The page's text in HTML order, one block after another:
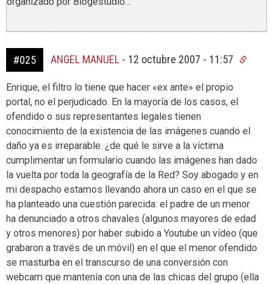
#025 ANGEL MANUEL - 12 octubre 2007 - 11:57
Enrique, el filtro lo tiene que hacer «ex ante» el propio
portal, no el perjudicado. En la mayoría de los casos, el
ofendido o sus representantes legales tienen
conocimiento de la existencia de las imágenes cuando el
daño ya es irreparable. ¿de qué le sirve a la víctima
cumplimentar un formulario cuando las imágenes han dado
la vuelta por toda la geografía de la Red? Soy abogado y en
mi despacho estamos llevando ahora un caso en el que se
ha planteado una cuestión parecida: el padre de un menor
ha denunciado a otros chavales (algunos mayores de edad
y otros menores) por haber subido a Youtube un vídeo (que
grabaron a través de un móvil) en el que el menor ofendido
se masturba en el transcurso de una conversión con
webcam que mantenía con una de las chicas del grupo (ella